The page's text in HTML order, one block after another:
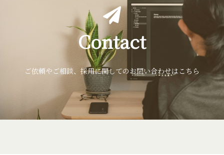
Contact
ご依頼やご相談、採用に関してのお問い合わせはこちら